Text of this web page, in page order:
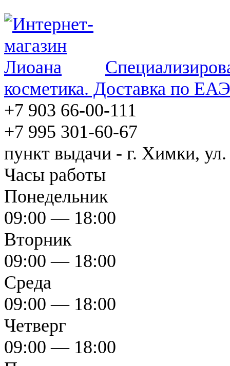
косметика. Доставка по
+7 903 66-00-111
+7 995 301-60-67
пункт выдачи - г. Химки, ул.
Часы работы
Понедельник
09:00 — 18:00
Вторник
09:00 — 18:00
Среда
09:00 — 18:00
Четверг
09:00 — 18:00